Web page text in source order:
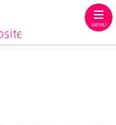
MENU